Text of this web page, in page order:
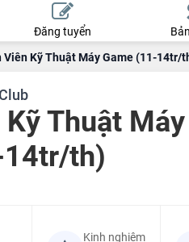
Đăng tuyển
Viên Kỹ Thuật Máy Game (11-14tr/
Thuật Máy
14tr/th)
Kinh nghiệm